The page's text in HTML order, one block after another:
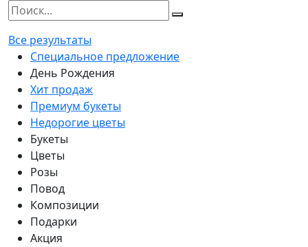
Все результаты
Специальное предложение
День Рождения
Хит продаж
Премиум букеты
Недорогие цветы
Букеты
Цветы
Розы
Повод
Композиции
Подарки
Акция